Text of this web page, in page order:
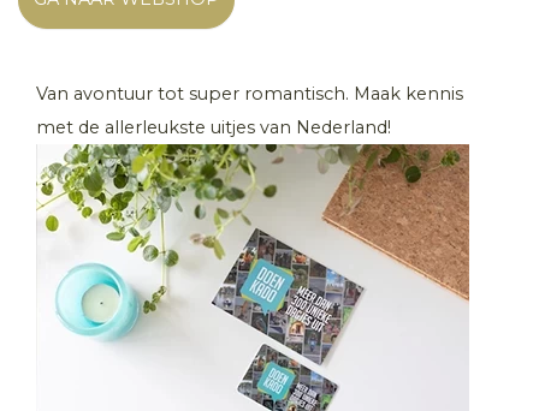
Van avontuur tot super romantisch. Maak kennis
met de allerleukste uitjes van Nederland!